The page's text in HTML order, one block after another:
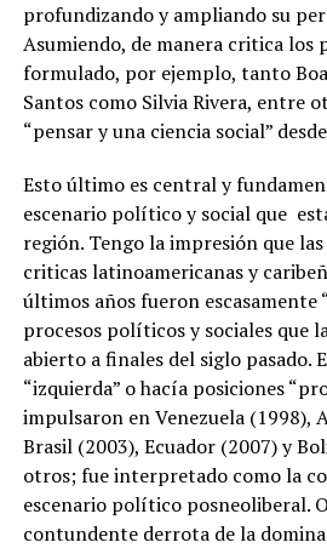
profundizando y ampliando su
Asumiendo, de manera critica los
formulado, por ejemplo, tanto
Santos como Silvia Rivera, entre
“pensar y una ciencia social”
Esto último es central y
escenario político y social que
región. Tengo la impresión que
criticas latinoamericanas y
últimos años fueron escasamente
procesos políticos y sociales que
abierto a finales del siglo pasado.
“izquierda” o hacía posiciones
impulsaron en Venezuela (1998),
Brasil (2003), Ecuador (2007) y
otros; fue interpretado como la
escenario político posneoliberal.
contundente derrota de la